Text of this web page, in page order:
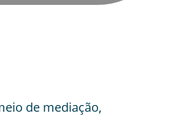
de mediação,